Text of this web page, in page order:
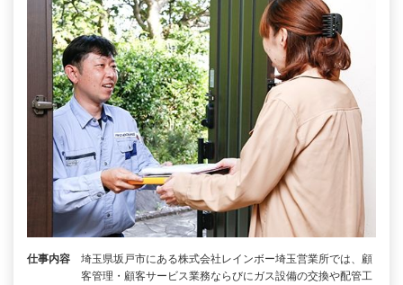
仕事内容
埼玉県坂戸市にある株式会社レインボー埼玉営業所では、顧
客管理・顧客サービス業務ならびにガス設備の交換や配管工